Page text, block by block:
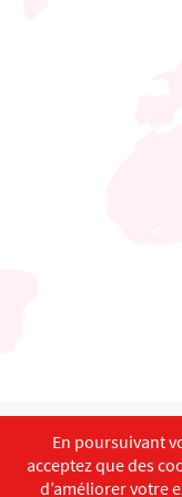
Copyright ©ISEC-
En poursuivant
acceptez que des
d’améliorer votre